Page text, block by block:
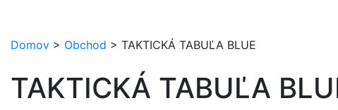
Domov > Obchod > TAKTICKÁ TABUĽA BLUE
TAKTICKÁ TABUĽA